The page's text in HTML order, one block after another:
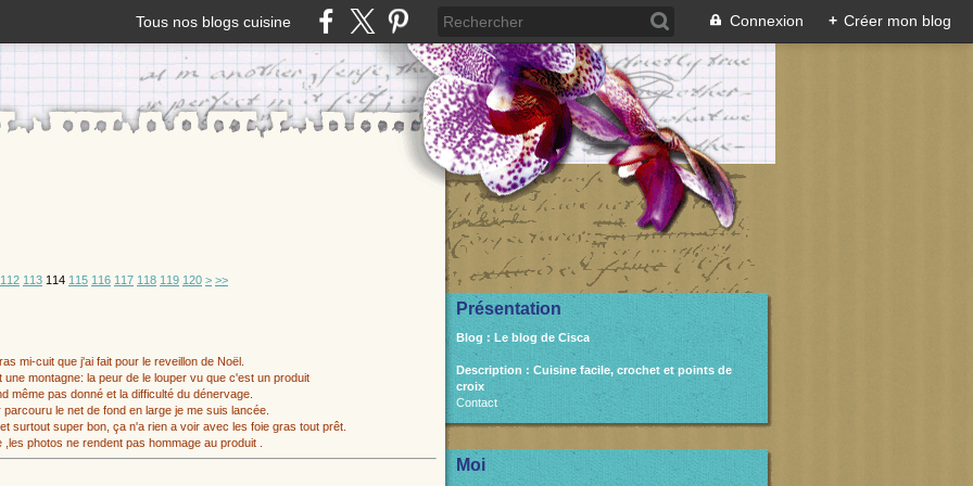
Tous nos blogs cuisine Connexion + Créer mon blog
112 113 114 115 116 117 118 119 120 130
140
150
> >>
mi-cuit que j'ai fait pour le reveillon de Noël.
montagne: la peur de le louper vu que c'est un produit
même pas donné et la difficulté du dénervage.
le net de fond en large je me suis lancée.
surtout super bon, ça n'a rien a voir avec les foie gras tout prêt.
,les photos ne rendent pas hommage au produit .
Présentation
Blog : Le blog de Cisca
Description : Cuisine facile, crochet et points de
croix
Contact
Moi